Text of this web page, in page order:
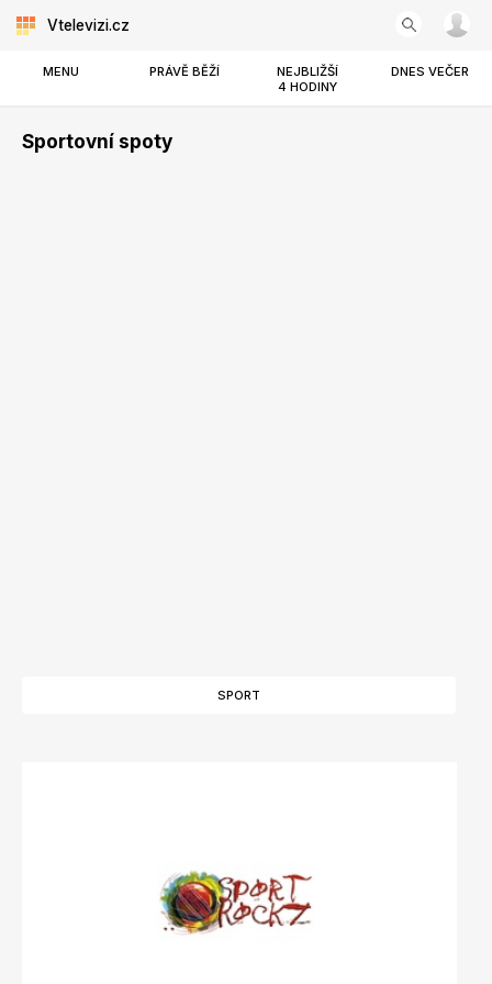
Vtelevizi.cz
MENU PRÁVĚ BĚŽÍ
NEJBLIŽŠÍ
4 HODINY
DNES VEČER
Sportovní spoty
SPORT